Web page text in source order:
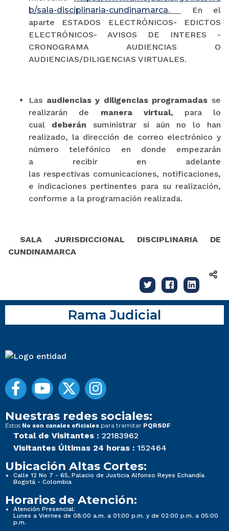
b/sala-disciplinaria-cundinamarca.
En el
aparte ESTADOS ELECTRÓNICOS- EDICTOS
ELECTRÓNICOS- AVISOS DE INTERES -
CRONOGRAMA AUDIENCIAS O
AUDIENCIAS/DILIGENCIAS VIRTUALES.
Las audiencias y diligencias programadas se
realizarán de manera virtual, para lo
cual deberán suministrar si aún no lo han
realizado, la dirección de correo electrónico y
número telefónico en donde empezarán
a recibir en adelante
las respectivas comunicaciones, notificaciones,
e indicaciones pertinentes para su realización,
conforme a la programación realizada.
SALA JURISDICCIONAL DISCIPLINARIA DE
CUNDINAMARCA
Rama Judicial
Nuestras redes sociales:
Estos No son canales oficiales para tramitar PQRSDF
Total de Visitantes : 22183962
Visitantes Últimas 24 horas : 152464
Ubicación Altas Cortes:
Calle 12 No 7 - 65, Palacio de Justicia Alfonso Reyes Echandía
Bogotá - Colombia
Horarios de Atención:
Atención Presencial:
Lunes a Viernes de 08:00 a.m. a 01:00 p.m. y de 02:00 p.m. a 05:00
p.m.